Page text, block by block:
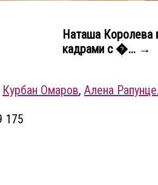
Наташа Королева
кадрами с �... →
Курбан Омаров, Алена
175